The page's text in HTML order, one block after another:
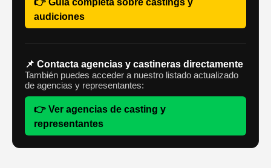
👉 Guía completa sobre castings y
audiciones
📌 Contacta agencias y castineras directamente
También puedes acceder a nuestro listado actualizado
de agencias y representantes:
👉 Ver agencias de casting y
representantes